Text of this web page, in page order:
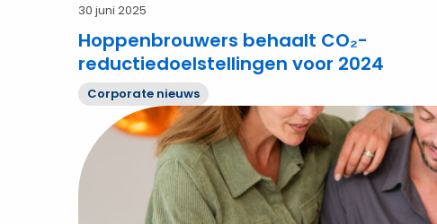
30 juni 2025
Hoppenbrouwers behaalt CO₂-
reductiedoelstellingen voor 2024
Corporate nieuws